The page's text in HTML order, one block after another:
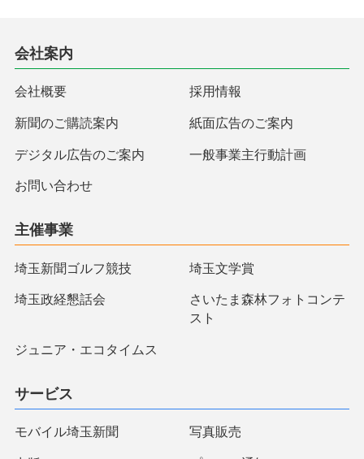
会社案内
会社概要 採用情報
新聞のご購読案内 紙面広告のご案内
デジタル広告のご案内 一般事業主行動計画
お問い合わせ
主催事業
埼玉新聞ゴルフ競技 埼玉文学賞
埼玉政経懇話会
さいたま森林フォトコンテ
スト
ジュニア・エコタイムス
サービス
モバイル埼玉新聞 写真販売